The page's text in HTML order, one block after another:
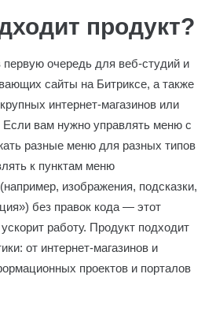
продукт?
очередь для веб-студий и
сайты на Битриксе, а также
интернет-магазинов или
Если вам нужно управлять меню с
разные меню для разных типов
к пунктам меню
изображения, подсказки,
без правок кода — этот
работу. Продукт подходит
от интернет-магазинов и
проектов и порталов